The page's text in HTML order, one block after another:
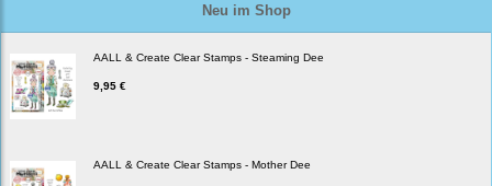
Neu im Shop
AALL & Create Clear Stamps - Steaming Dee
9,95 €
AALL & Create Clear Stamps - Mother Dee